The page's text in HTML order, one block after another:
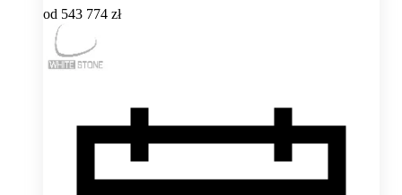
od 543 774 zł